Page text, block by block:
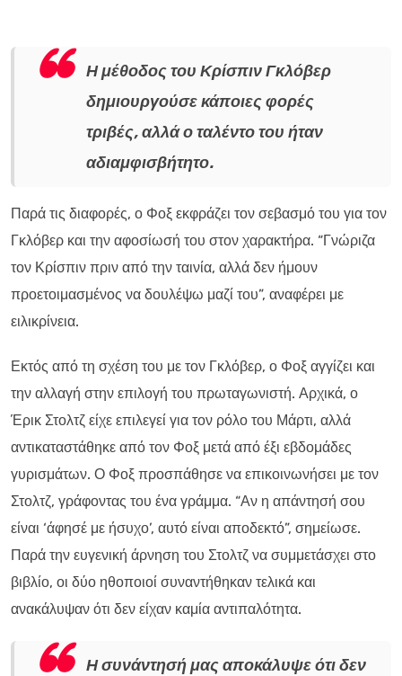
Η μέθοδος του Κρίσπιν Γκλόβερ
δημιουργούσε κάποιες φορές
τριβές, αλλά ο ταλέντο του ήταν
αδιαμφισβήτητο.
Παρά τις διαφορές, ο Φοξ εκφράζει τον σεβασμό του για τον
Γκλόβερ και την αφοσίωσή του στον χαρακτήρα. “Γνώριζα
τον Κρίσπιν πριν από την ταινία, αλλά δεν ήμουν
προετοιμασμένος να δουλέψω μαζί του”, αναφέρει με
ειλικρίνεια.
Εκτός από τη σχέση του με τον Γκλόβερ, ο Φοξ αγγίζει και
την αλλαγή στην επιλογή του πρωταγωνιστή. Αρχικά, ο
Έρικ Στολτζ είχε επιλεγεί για τον ρόλο του Μάρτι, αλλά
αντικαταστάθηκε από τον Φοξ μετά από έξι εβδομάδες
γυρισμάτων. Ο Φοξ προσπάθησε να επικοινωνήσει με τον
Στολτζ, γράφοντας του ένα γράμμα. “Αν η απάντησή σου
είναι ‘άφησέ με ήσυχο’, αυτό είναι αποδεκτό”, σημείωσε.
Παρά την ευγενική άρνηση του Στολτζ να συμμετάσχει στο
βιβλίο, οι δύο ηθοποιοί συναντήθηκαν τελικά και
ανακάλυψαν ότι δεν είχαν καμία αντιπαλότητα.
Η συνάντησή μας αποκάλυψε ότι δεν